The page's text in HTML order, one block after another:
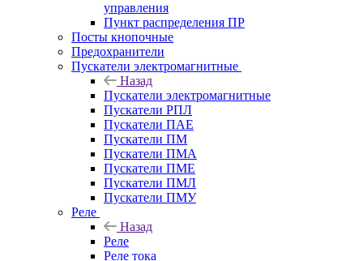
управления
Пункт распределения ПР
Посты кнопочные
Предохранители
Пускатели электромагнитные
Назад
Пускатели электромагнитные
Пускатели РПЛ
Пускатели ПАЕ
Пускатели ПМ
Пускатели ПМА
Пускатели ПМЕ
Пускатели ПМЛ
Пускатели ПМУ
Реле
Назад
Реле
Реле тока